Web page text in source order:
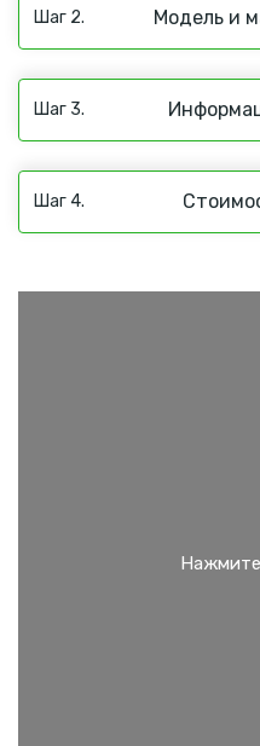
Шаг 2. Модель и
Шаг 3.
Шаг 4.